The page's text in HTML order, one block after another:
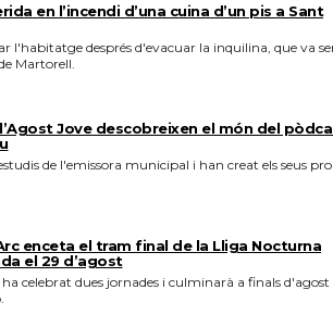
en l’incendi d’una cuina d’un pis a Sant
l'habitatge després d'evacuar la inquilina, que va
Martorell.
Jove descobreixen el món del
de l'emissora municipal i han creat els seus
enceta el tram final de la Lliga Nocturna
el 29 d’agost
celebrat dues jornades i culminarà a finals d'agost